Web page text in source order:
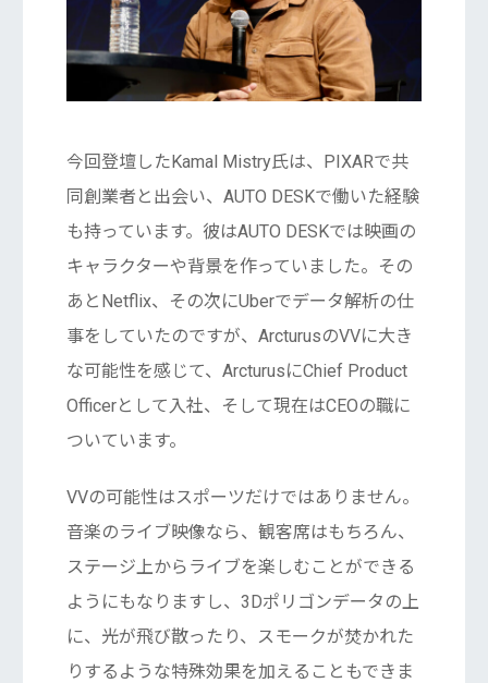
今回登壇したKamal Mistry氏は、PIXARで共
同創業者と出会い、AUTO DESKで働いた経験
も持っています。彼はAUTO DESKでは映画の
キャラクターや背景を作っていました。その
あとNetflix、その次にUberでデータ解析の仕
事をしていたのですが、ArcturusのVVに大き
な可能性を感じて、ArcturusにChief Product
Officerとして入社、そして現在はCEOの職に
ついています。
VVの可能性はスポーツだけではありません。
音楽のライブ映像なら、観客席はもちろん、
ステージ上からライブを楽しむことができる
ようにもなりますし、3Dポリゴンデータの上
に、光が飛び散ったり、スモークが焚かれた
りするような特殊効果を加えることもできま